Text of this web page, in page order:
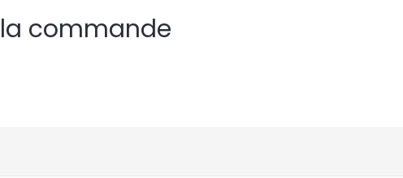
commande